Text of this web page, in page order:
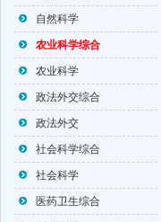
自然科学
农业科学综合
农业科学
政法外交综合
政法外交
社会科学综合
社会科学
医药卫生综合